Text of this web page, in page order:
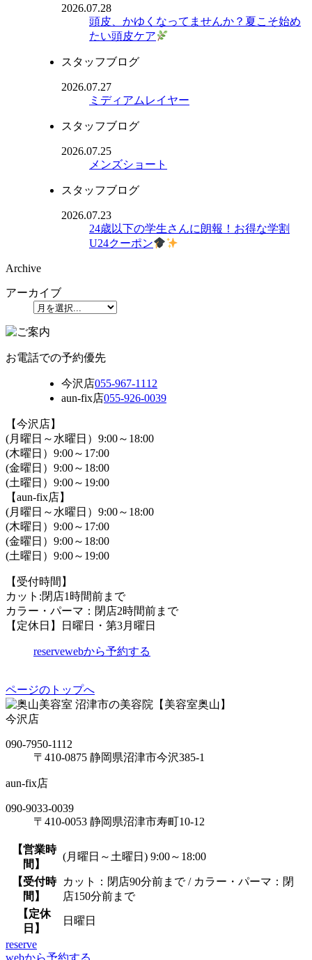
2026.07.28
頭皮、かゆくなってませんか？夏こそ始め
たい頭皮ケア
スタッフブログ
2026.07.27
ミディアムレイヤー
スタッフブログ
2026.07.25
メンズショート
スタッフブログ
2026.07.23
24歳以下の学生さんに朗報！お得な学割
U24クーポン
Archive
アーカイブ
お電話での予約優先
今沢店055-967-1112
aun-fix店055-926-0039
【今沢店】
(月曜日～水曜日）9:00～18:00
(木曜日）9:00～17:00
(金曜日）9:00～18:00
(土曜日）9:00～19:00
【aun-fix店】
(月曜日～水曜日）9:00～18:00
(木曜日）9:00～17:00
(金曜日）9:00～18:00
(土曜日）9:00～19:00
【受付時間】
カット:閉店1時間前まで
カラー・パーマ：閉店2時間前まで
【定休日】日曜日・第3月曜日
reservewebから予約する
ページのトップへ
沼津市の美容院【美容室奥山】
今沢店
090-7950-1112
〒410-0875 静岡県沼津市今沢385-1
aun-fix店
090-9033-0039
〒410-0053 静岡県沼津市寿町10-12
【営業時
間】
(月曜日～土曜日) 9:00～18:00
【受付時
間】
カット：閉店90分前まで / カラー・パーマ：閉
店150分前まで
【定休
日】
日曜日
reserve